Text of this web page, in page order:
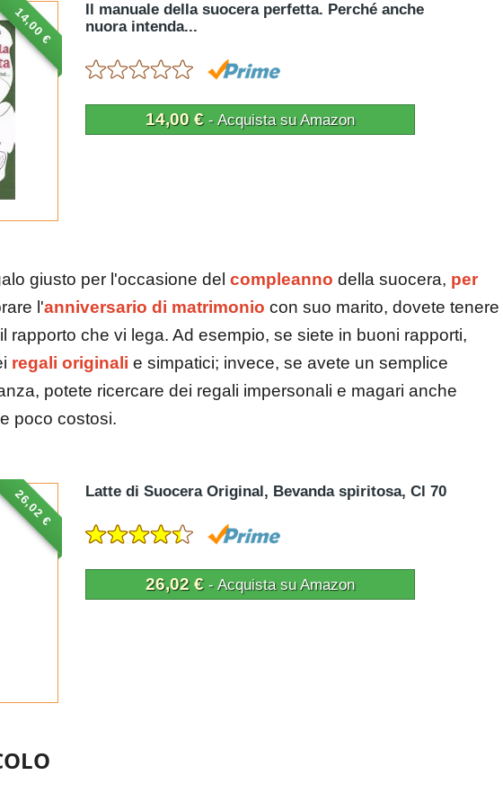
14,00 €
Il manuale della suocera perfetta. Perché anche
nuora intenda...
14,00 € - Acquista su Amazon
giusto per l'occasione del compleanno della suocera, per
l'anniversario di matrimonio con suo marito, dovete tenere
rapporto che vi lega. Ad esempio, se siete in buoni rapporti,
regali originali e simpatici; invece, se avete un semplice
potete ricercare dei regali impersonali e magari anche
poco costosi.
26,02 € Latte di Suocera Original, Bevanda spiritosa, Cl 70
26,02 € - Acquista su Amazon